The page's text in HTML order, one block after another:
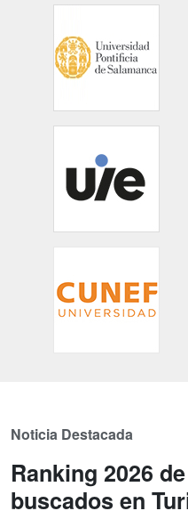
Noticia Destacada
Ranking 2026
buscados en